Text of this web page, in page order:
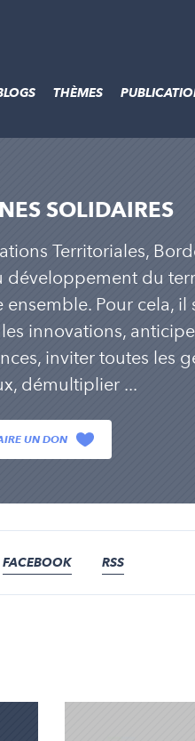
THÈMES
SOLIDAIRES
Territoriales,
développement du
Pour cela,
innovations,
inviter toutes les
démultiplier ...
UN DON
FACEBOOK RSS